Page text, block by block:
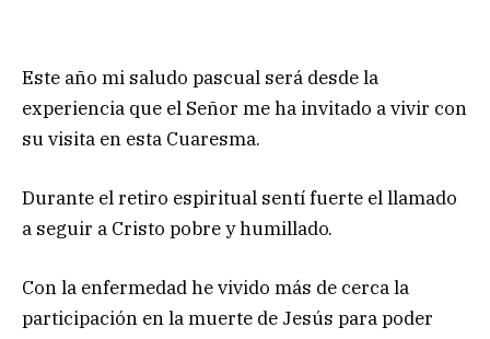
Este año mi saludo pascual será desde la
experiencia que el Señor me ha invitado a vivir con
su visita en esta Cuaresma.
Durante el retiro espiritual sentí fuerte el llamado
a seguir a Cristo pobre y humillado.
Con la enfermedad he vivido más de cerca la
participación en la muerte de Jesús para poder